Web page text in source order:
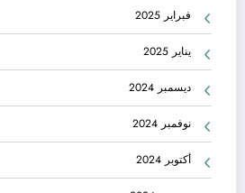
فبراير 2025
يناير 2025
ديسمبر 2024
نوفمبر 2024
أكتوبر 2024